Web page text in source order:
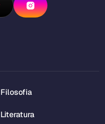
Filosofia
Literatura